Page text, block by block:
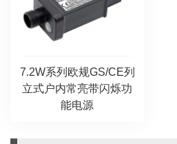
7.2W系列欧规GS/CE列
立式户内常亮带闪烁功
能电源